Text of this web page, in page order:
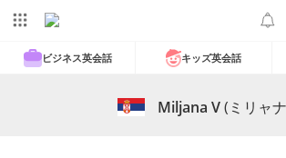
ビジネス英会話 キッズ英会話
Miljana V(ミリャ